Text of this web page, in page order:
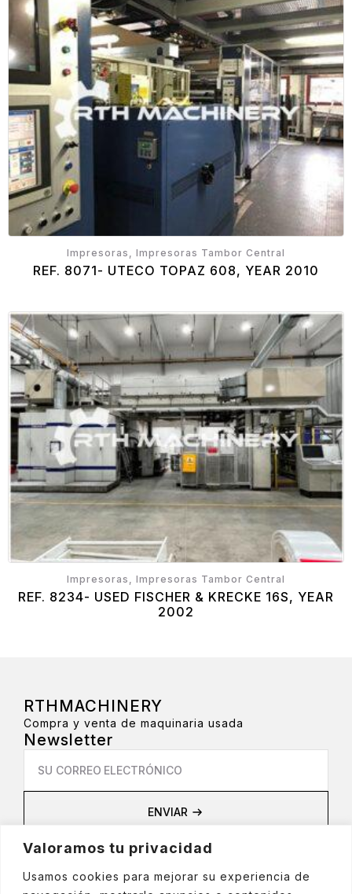
Valoramos tu privacidad
Usamos cookies para mejorar su experiencia de
Impresoras, Impresoras Tambor Central
REF. 8071- UTECO TOPAZ 608, YEAR 2010
Impresoras, Impresoras Tambor Central
REF. 8234- USED FISCHER & KRECKE 16S, YEAR
2002
RTHMACHINERY
Compra y venta de maquinaria usada
Newsletter
Email
ENVIAR
Privacidad
Política de privacidad
Política de cookies